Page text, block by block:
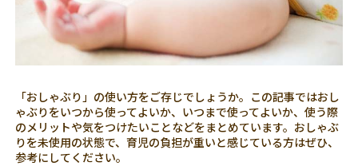
「おしゃぶり」の使い方をご存じでしょうか。この記事ではおし
ゃぶりをいつから使ってよいか、いつまで使ってよいか、使う際
のメリットや気をつけたいことなどをまとめています。おしゃぶ
りを未使用の状態で、育児の負担が重いと感じている方はぜひ、
参考にしてください。